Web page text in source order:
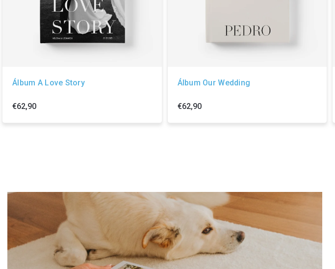
Álbum A Love Story
€62,90
Álbum Our Wedding
€62,90